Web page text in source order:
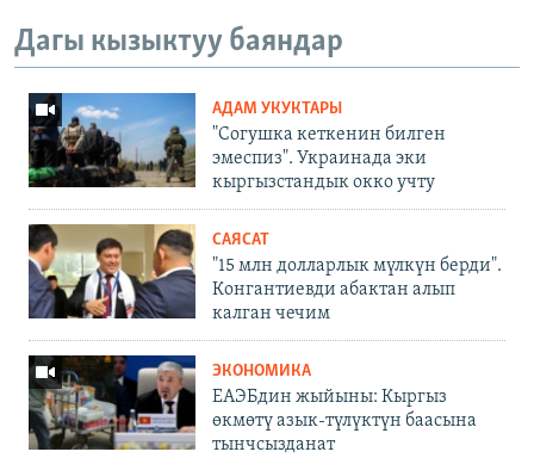
Дагы кызыктуу баяндар
АДАМ УКУКТАРЫ
"Согушка кеткенин билген
эмеспиз". Украинада эки
кыргызстандык окко учту
САЯСАТ
"15 млн долларлык мүлкүн берди".
Конгантиевди абактан алып
калган чечим
ЭКОНОМИКА
ЕАЭБдин жыйыны: Кыргыз
өкмөтү азык-түлүктүн баасына
тынчсызданат